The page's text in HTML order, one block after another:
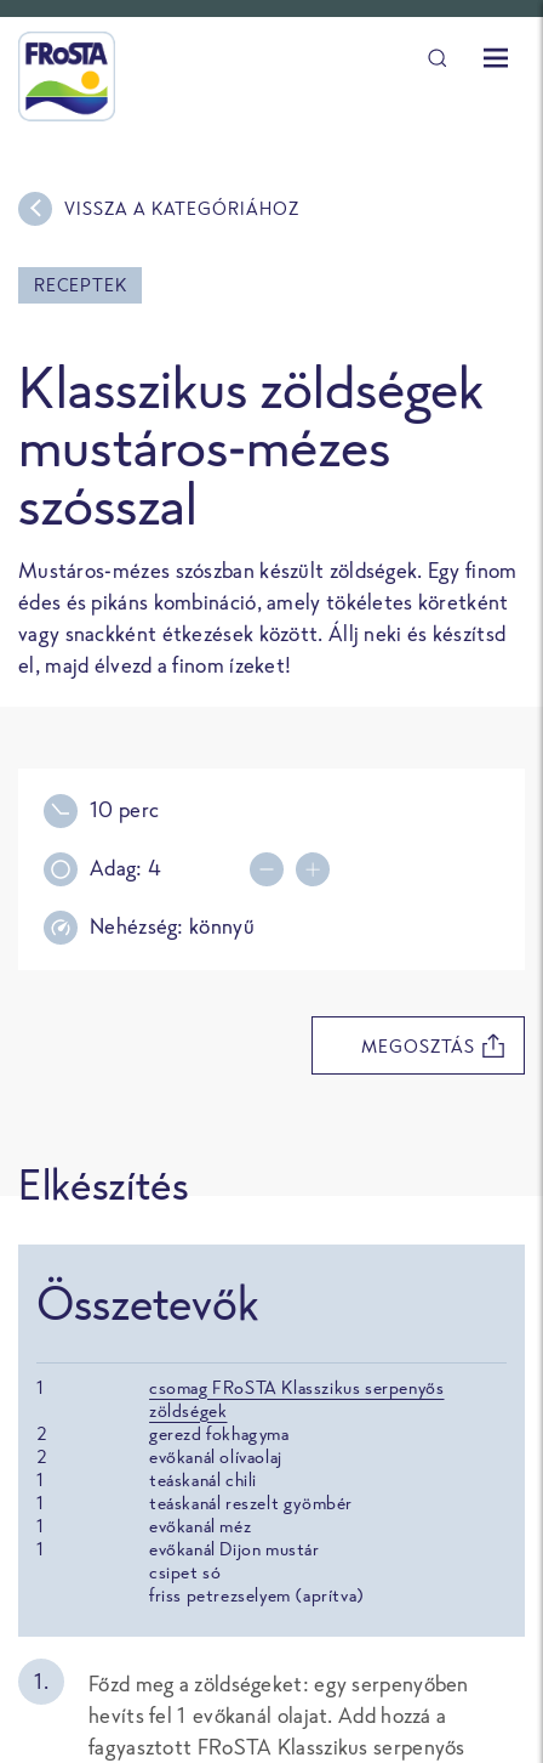
RECEPTEK
Klasszikus zöldségek
mustáros-mézes
szósszal
Mustáros-mézes szószban készült zöldségek. Egy finom
édes és pikáns kombináció, amely tökéletes köretként
vagy snackként étkezések között. Állj neki és készítsd
el, majd élvezd a finom ízeket!
VISSZA A KATEGÓRIÁHOZ
10 perc
Adag: 4
Nehézség: könnyű
MEGOSZTÁS
Elkészítés
Összetevők
1
csomag FRoSTA Klasszikus serpenyős
zöldségek
2
gerezd fokhagyma
2
evőkanál olívaolaj
1
teáskanál chili
1
teáskanál reszelt gyömbér
1
evőkanál méz
1
evőkanál Dijon mustár
csipet só
friss petrezselyem (aprítva)
Főzd meg a zöldségeket: egy serpenyőben
hevíts fel 1 evőkanál olajat. Add hozzá a
fagyasztott FRoSTA Klasszikus serpenyős